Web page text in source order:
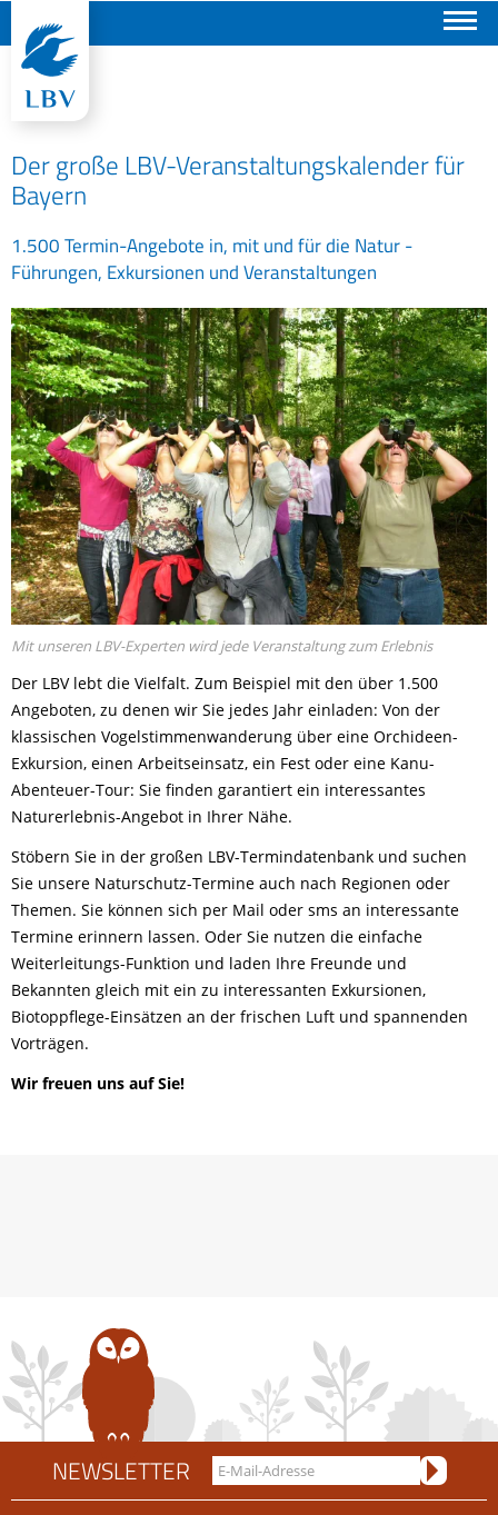
Der große LBV-Veranstaltungskalender für
Bayern
1.500 Termin-Angebote in, mit und für die Natur -
Führungen, Exkursionen und Veranstaltungen
Mit unseren LBV-Experten wird jede Veranstaltung zum Erlebnis
Der LBV lebt die Vielfalt. Zum Beispiel mit den über 1.500
Angeboten, zu denen wir Sie jedes Jahr einladen: Von der
klassischen Vogelstimmenwanderung über eine Orchideen-
Exkursion, einen Arbeitseinsatz, ein Fest oder eine Kanu-
Abenteuer-Tour: Sie finden garantiert ein interessantes
Naturerlebnis-Angebot in Ihrer Nähe.
Stöbern Sie in der großen LBV-Termindatenbank und suchen
Sie unsere Naturschutz-Termine auch nach Regionen oder
Themen. Sie können sich per Mail oder sms an interessante
Termine erinnern lassen. Oder Sie nutzen die einfache
Weiterleitungs-Funktion und laden Ihre Freunde und
Bekannten gleich mit ein zu interessanten Exkursionen,
Biotoppflege-Einsätzen an der frischen Luft und spannenden
Vorträgen.
Wir freuen uns auf Sie!
NEWSLETTER